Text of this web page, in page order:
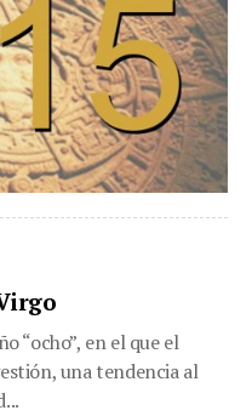
“ocho”, en el que el
una tendencia al